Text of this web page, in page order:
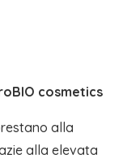
cosmetics
alla
alla elevata